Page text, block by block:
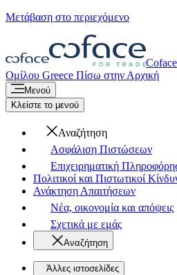
Μετάβαση στο περιεχόμενο
Ομίλου Greece Πίσω στην Αρχική
Μενού
Κλείστε το μενού
Αναζήτηση
Ασφάλιση Πιστώσεων
Επιχειρηματική
Πολιτικοί και Πιστωτικοί
Ανάκτηση Απαιτήσεων
Νέα, οικονομία και απόψεις
Σχετικά με εμάς
Αναζήτηση
Άλλες ιστοσελίδες